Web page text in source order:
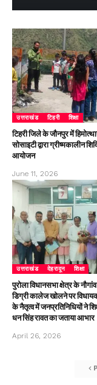
उत्तराखंड टिहरी शिक्षा
टिहरी जिले के जौनपुर में
सोसाइटी द्वारा ग्रीष्मकालीन
आयोजन
June 11, 2026
उत्तराखंड देहरादून शिक्षा
पुरोला विधानसभा क्षेत्र के नौगांव
डिग्री कालेज खोलने पर
के नैतृत्व में जनप्रतिनिधियों ने
धन सिंह रावत का जताया आभार
April 26, 2026